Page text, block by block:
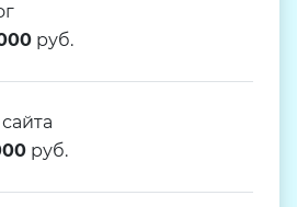
руб.
руб.